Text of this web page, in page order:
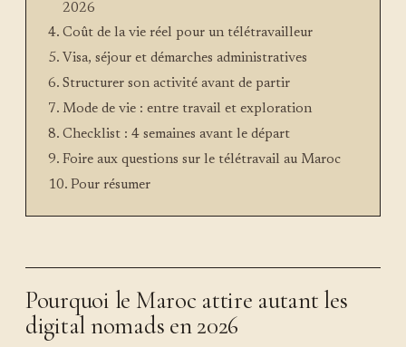
2026
Coût de la vie réel pour un télétravailleur
Visa, séjour et démarches administratives
Structurer son activité avant de partir
Mode de vie : entre travail et exploration
Checklist : 4 semaines avant le départ
Foire aux questions sur le télétravail au Maroc
Pour résumer
Pourquoi le Maroc attire autant les
digital nomads en 2026